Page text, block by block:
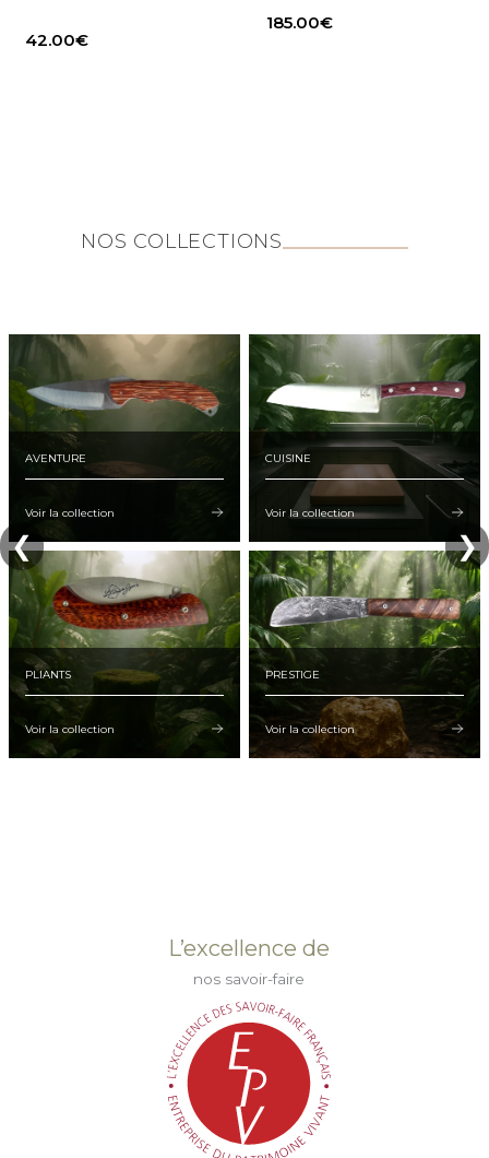
42.00€
185.00€
NOS COLLECTIONS
❮
AVENTURE
Voir la collection
CUISINE
Voir la collection
PLIANTS
Voir la collection
PRESTIGE
Voir la collection
❯
L’excellence de
nos savoir-faire